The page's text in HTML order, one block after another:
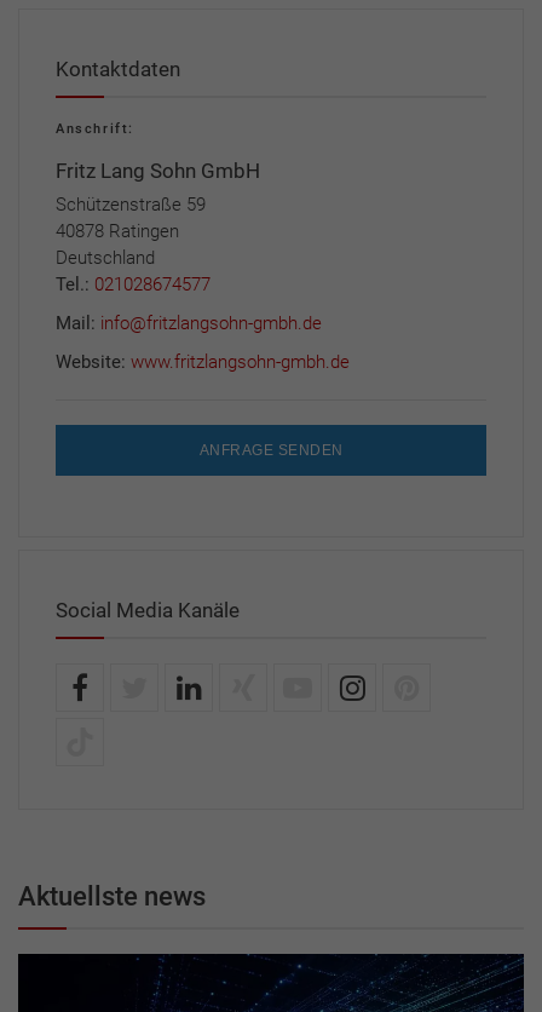
Kontaktdaten
Anschrift:
Fritz Lang Sohn GmbH
Schützenstraße 59
40878 Ratingen
Deutschland
Tel.: 021028674577
Mail: info@fritzlangsohn-gmbh.de
Website: www.fritzlangsohn-gmbh.de
ANFRAGE SENDEN
Social Media Kanäle
Aktuellste news